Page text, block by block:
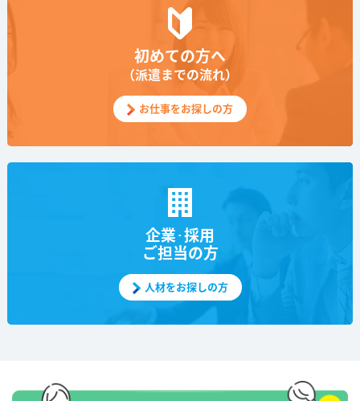
初めての方へ
（派遣までの流れ）
お仕事をお探しの方
企業･採用
ご担当の方
人材をお探しの方